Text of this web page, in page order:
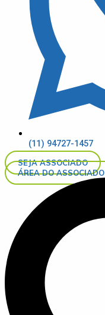
(11) 94727-1457
SEJA ASSOCIADO
ÁREA DO ASSOCIADO